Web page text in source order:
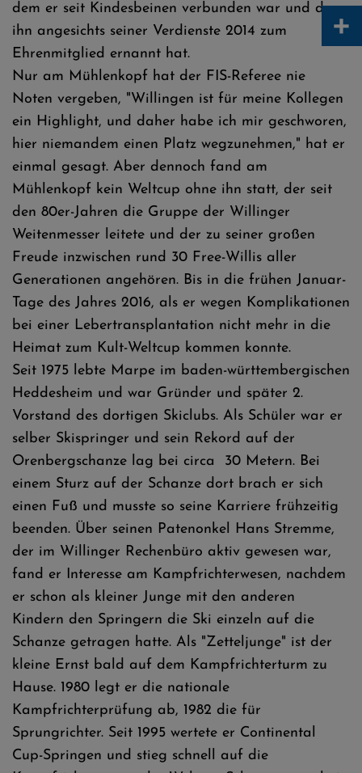
dem er seit Kindesbeinen verbunden war und der
ihn angesichts seiner Verdienste 2014 zum
Ehrenmitglied ernannt hat.
Nur am Mühlenkopf hat der FIS-Referee nie
Noten vergeben, "Willingen ist für meine Kollegen
ein Highlight, und daher habe ich mir geschworen,
hier niemandem einen Platz wegzunehmen," hat er
einmal gesagt. Aber dennoch fand am
Mühlenkopf kein Weltcup ohne ihn statt, der seit
den 80er-Jahren die Gruppe der Willinger
Weitenmesser leitete und der zu seiner großen
Freude inzwischen rund 30 Free-Willis aller
Generationen angehören. Bis in die frühen Januar-
Tage des Jahres 2016, als er wegen Komplikationen
bei einer Lebertransplantation nicht mehr in die
Heimat zum Kult-Weltcup kommen konnte.
Seit 1975 lebte Marpe im baden-württembergischen
Heddesheim und war Gründer und später 2.
Vorstand des dortigen Skiclubs. Als Schüler war er
selber Skispringer und sein Rekord auf der
Orenbergschanze lag bei circa 30 Metern. Bei
einem Sturz auf der Schanze dort brach er sich
einen Fuß und musste so seine Karriere frühzeitig
beenden. Über seinen Patenonkel Hans Stremme,
der im Willinger Rechenbüro aktiv gewesen war,
fand er Interesse am Kampfrichterwesen, nachdem
er schon als kleiner Junge mit den anderen
Kindern den Springern die Ski einzeln auf die
Schanze getragen hatte. Als "Zetteljunge" ist der
kleine Ernst bald auf dem Kampfrichterturm zu
Hause. 1980 legt er die nationale
Kampfrichterprüfung ab, 1982 die für
Sprungrichter. Seit 1995 wertete er Continental
Cup-Springen und stieg schnell auf die
+